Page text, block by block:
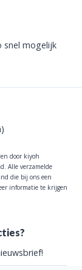
snel mogelijk
door kiyoh
Alle verzamelde
die bij ons een
informatie te krijgen